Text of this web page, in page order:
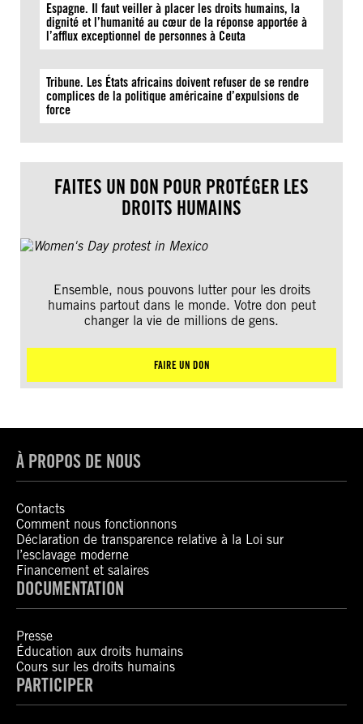
Espagne. Il faut veiller à placer les droits humains, la
dignité et l’humanité au cœur de la réponse apportée à
l’afflux exceptionnel de personnes à Ceuta
Tribune. Les États africains doivent refuser de se rendre
complices de la politique américaine d’expulsions de
force
FAITES UN DON POUR PROTÉGER LES
DROITS HUMAINS
Ensemble, nous pouvons lutter pour les droits
humains partout dans le monde. Votre don peut
changer la vie de millions de gens.
FAIRE UN DON
À PROPOS DE NOUS
Contacts
Comment nous fonctionnons
Déclaration de transparence relative à la Loi sur
l’esclavage moderne
Financement et salaires
DOCUMENTATION
Presse
Éducation aux droits humains
Cours sur les droits humains
PARTICIPER